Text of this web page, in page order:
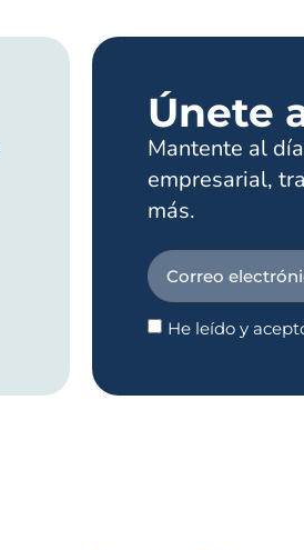
Únete
Mantente al
empresarial,
más.
He leído y